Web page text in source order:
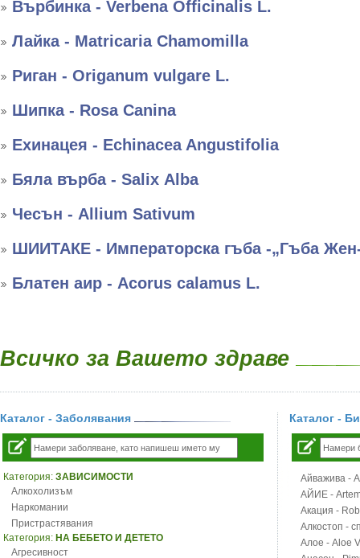
Върбинка - Verbena Officinalis L.
Лайка - Matricaria Chamomilla
Риган - Оriganum vulgare L.
Шипка - Rosa Canina
Ехинацея - Echinacea Angustifolia
Бяла върба - Salix Аlba
Чесън - Allium Sativum
ШИИТАКЕ - Императорска гъба -„Гъба
Блатен аир - Acorus calamus L.
Всичко за Вашето здраве
Каталог - Заболявания
Категория: ЗАВИСИМОСТИ
Алкохолизъм
Наркомании
Пристрастявания
Категория: НА БЕБЕТО И ДЕТЕТО
Агресивност
Каталог -
Айважива -
АЙИЕ -
Акация -
Алкостоп -
Алое - Aloe